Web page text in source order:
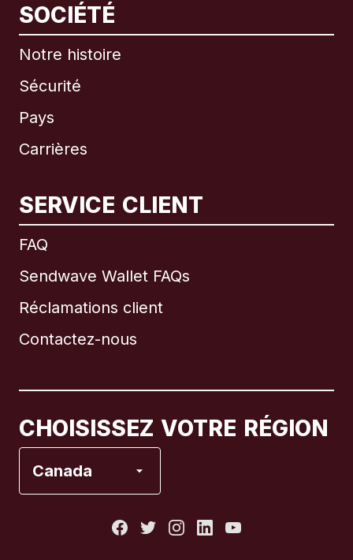
SOCIÉTÉ
Notre histoire
Sécurité
Pays
Carrières
SERVICE CLIENT
FAQ
Sendwave Wallet FAQs
Réclamations client
Contactez-nous
CHOISISSEZ VOTRE RÉGION
Canada
International English
Brésil